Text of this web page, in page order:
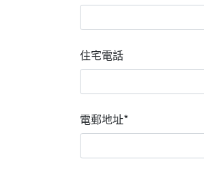
住宅電話
電郵地址*